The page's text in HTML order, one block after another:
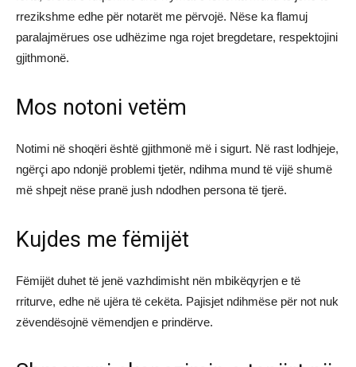
rrezikshme edhe për notarët me përvojë. Nëse ka flamuj
paralajmërues ose udhëzime nga rojet bregdetare, respektojini
gjithmonë.
Mos notoni vetëm
Notimi në shoqëri është gjithmonë më i sigurt. Në rast lodhjeje,
ngërçi apo ndonjë problemi tjetër, ndihma mund të vijë shumë
më shpejt nëse pranë jush ndodhen persona të tjerë.
Kujdes me fëmijët
Fëmijët duhet të jenë vazhdimisht nën mbikëqyrjen e të
rriturve, edhe në ujëra të cekëta. Pajisjet ndihmëse për not nuk
zëvendësojnë vëmendjen e prindërve.